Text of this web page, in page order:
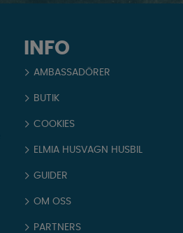
INFO
AMBASSADÖRER
BUTIK
COOKIES
ELMIA HUSVAGN HUSBIL
GUIDER
OM OSS
PARTNERS